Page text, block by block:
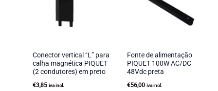
Conector vertical “L” para
calha magnética PIQUET
(2 condutores) em preto
€3,85 iva incl.
Fonte de alimentação
PIQUET 100W AC/DC
48Vdc preta
€56,00 iva incl.